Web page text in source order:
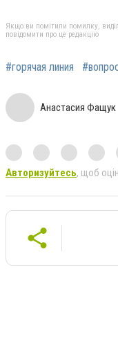
Якщо ви помітили помилку,
повідомити про це редакцію
#горячая линия
Анастасия Фащук
Авторизуйтесь, щоб